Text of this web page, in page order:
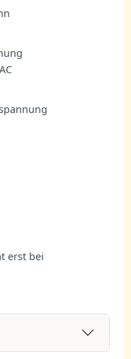
erst bei